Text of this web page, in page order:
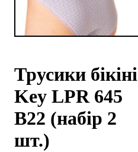
Трусики бікіні
Key LPR 645
B22 (набір 2
шт.)